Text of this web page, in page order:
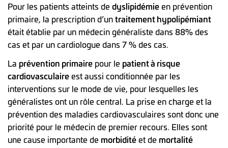
Pour les patients atteints de dyslipidémieen prévention
primaire, la prescription d’untraitement hypolipémiant
était établie par un médecin généraliste dans 88% des
cas et par un cardiologue dans 7 % des cas.
La prévention primaire pour le patient à risque
cardiovasculaireest aussi conditionnée par les
interventions sur le mode de vie, pour lesquelles les
généralistes ont un rôle central. La prise en charge et la
prévention des maladies cardiovasculaires sont donc une
priorité pour le médecin de premier recours. Elles sont
une cause importante de morbiditéet de mortalité